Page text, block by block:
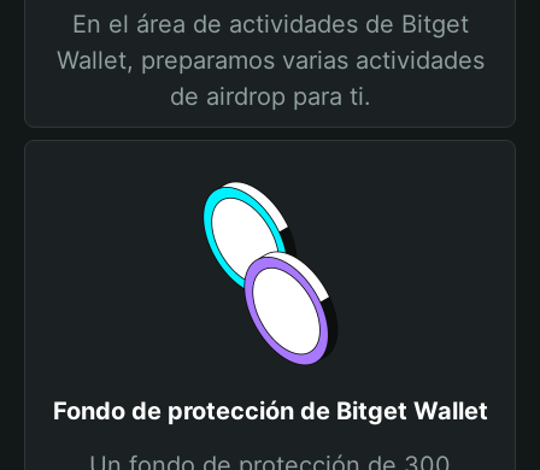
En el área de actividades de Bitget
Wallet, preparamos varias actividades
de airdrop para ti.
Fondo de protección de Bitget Wallet